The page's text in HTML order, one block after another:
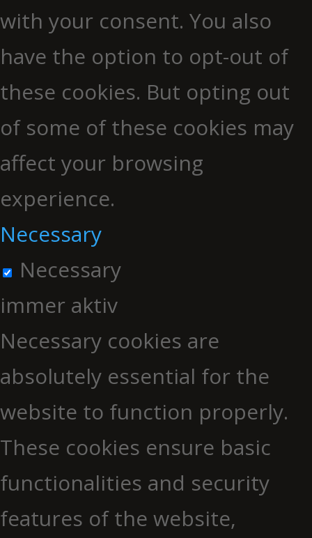
with your consent. You also
have the option to opt-out of
these cookies. But opting out
of some of these cookies may
affect your browsing
experience.
Necessary
Necessary
immer aktiv
Necessary cookies are
absolutely essential for the
website to function properly.
These cookies ensure basic
functionalities and security
features of the website,